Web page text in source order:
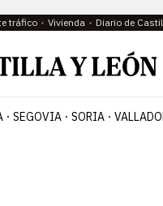
tráfico Vivienda Diario de
SEGOVIA SORIA